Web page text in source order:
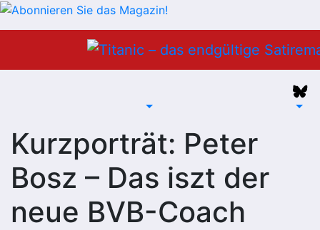
Kurzporträt: Peter
Bosz – Das iszt der
neue BVB-Coach